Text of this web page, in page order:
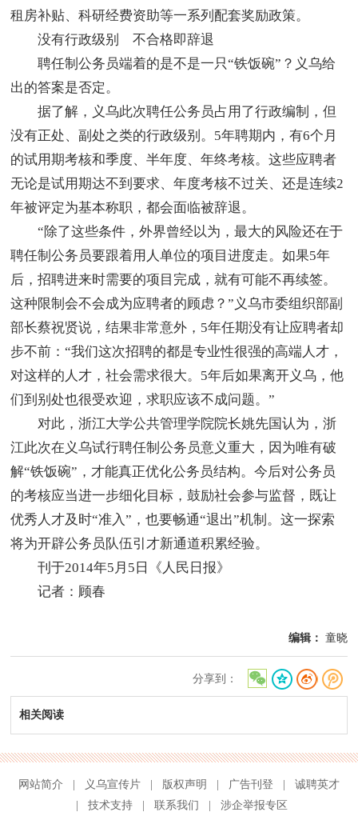
租房补贴、科研经费资助等一系列配套奖励政策。
没有行政级别 不合格即辞退
聘任制公务员端着的是不是一只“铁饭碗”？义乌给
出的答案是否定。
据了解，义乌此次聘任公务员占用了行政编制，但
没有正处、副处之类的行政级别。5年聘期内，有6个月
的试用期考核和季度、半年度、年终考核。这些应聘者
无论是试用期达不到要求、年度考核不过关、还是连续2
年被评定为基本称职，都会面临被辞退。
“除了这些条件，外界曾经以为，最大的风险还在于
聘任制公务员要跟着用人单位的项目进度走。如果5年
后，招聘进来时需要的项目完成，就有可能不再续签。
这种限制会不会成为应聘者的顾虑？”义乌市委组织部副
部长蔡祝贤说，结果非常意外，5年任期没有让应聘者却
步不前：“我们这次招聘的都是专业性很强的高端人才，
对这样的人才，社会需求很大。5年后如果离开义乌，他
们到别处也很受欢迎，求职应该不成问题。”
对此，浙江大学公共管理学院院长姚先国认为，浙
江此次在义乌试行聘任制公务员意义重大，因为唯有破
解“铁饭碗”，才能真正优化公务员结构。今后对公务员
的考核应当进一步细化目标，鼓励社会参与监督，既让
优秀人才及时“准入”，也要畅通“退出”机制。这一探索
将为开辟公务员队伍引才新通道积累经验。
刊于2014年5月5日《人民日报》
记者：顾春
编辑： 童晓
分享到：
相关阅读
网站简介 义乌宣传片 版权声明 广告刊登
诚聘英才
技术支持 联系我们 涉企举报专区